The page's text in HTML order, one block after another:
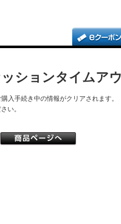
ションタイムア
入手続き中の情報がクリアされます。
い。